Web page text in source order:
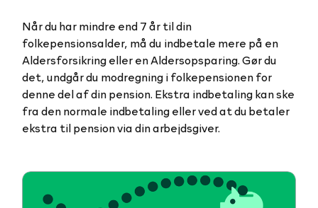
Når du har mindre end 7 år til din
folkepensionsalder, må du indbetale mere på en
Aldersforsikring eller en Aldersopsparing. Gør du
det, undgår du modregning i folkepensionen for
denne del af din pension. Ekstra indbetaling kan ske
fra den normale indbetaling eller ved at du betaler
ekstra til pension via din arbejdsgiver.